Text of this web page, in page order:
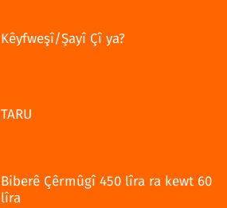
Kêyfweşî/Şayî Çî ya?
TARU
Biberê Çêrmûgî 450 lîra ra kewt 60
lîra